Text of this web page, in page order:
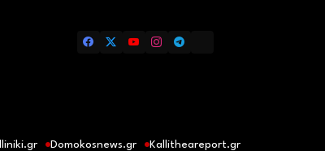
Domokosnews.gr Kallitheareport.gr